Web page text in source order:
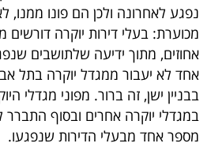
ולימודים
מינויים
רייטינג
רכב
נפגע לאחרונה ולכן הם פונו
מכוערת: בעלי דירות יוקרה דורשים
אחוזים, מתוך ידיעה שלתושבים
בבניין ישן, זה ברור. מפוני מגדלי
במגדלי יוקרה אחרים ובסוף
מספר אחד מבעלי הדירות שנפגעו.